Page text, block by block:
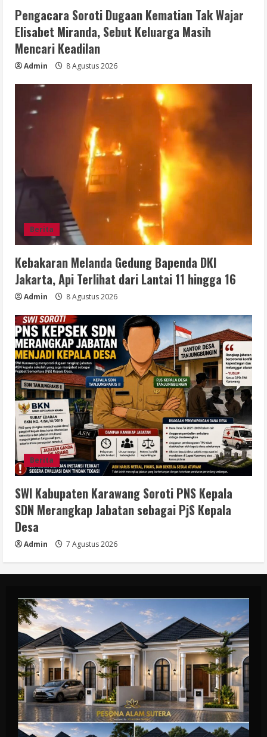
Pengacara Soroti Dugaan Kematian Tak Wajar
Elisabet Miranda, Sebut Keluarga Masih
Mencari Keadilan
Admin 8 Agustus 2026
Berita
Kebakaran Melanda Gedung Bapenda DKI
Jakarta, Api Terlihat dari Lantai 11 hingga 16
Admin 8 Agustus 2026
Berita
SWI Kabupaten Karawang Soroti PNS Kepala
SDN Merangkap Jabatan sebagai PjS Kepala
Desa
Admin 7 Agustus 2026